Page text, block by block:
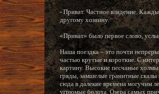
- Приват. Частное владение.
другому хозяину.
«Приват» было первое слово,
Наша поездка – это почти
частью крутые и короткие. С
картину. Высокие песчаные
гряды, замшелые гранитные
сюда в далекие времена могучим
угрюмые болота. Озера самых